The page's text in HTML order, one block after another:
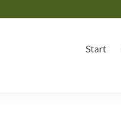
Start